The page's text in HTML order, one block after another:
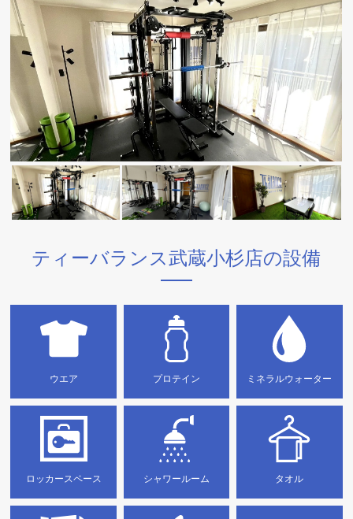
ティーバランス武蔵小杉店の設備
ウエア プロテイン ミネラルウォーター
ロッカースペース シャワールーム タオル